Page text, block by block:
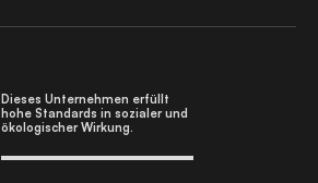
Dieses Unternehmen erfüllt
hohe Standards in sozialer und
ökologischer Wirkung.